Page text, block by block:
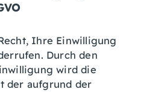
Ihre Einwilligung
Durch den
wird die
der aufgrund der